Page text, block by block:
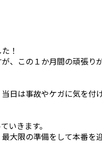
！
、この１か月間の頑張り
日は事故やケガに気を付
いきます。
大限の準備をして本番を